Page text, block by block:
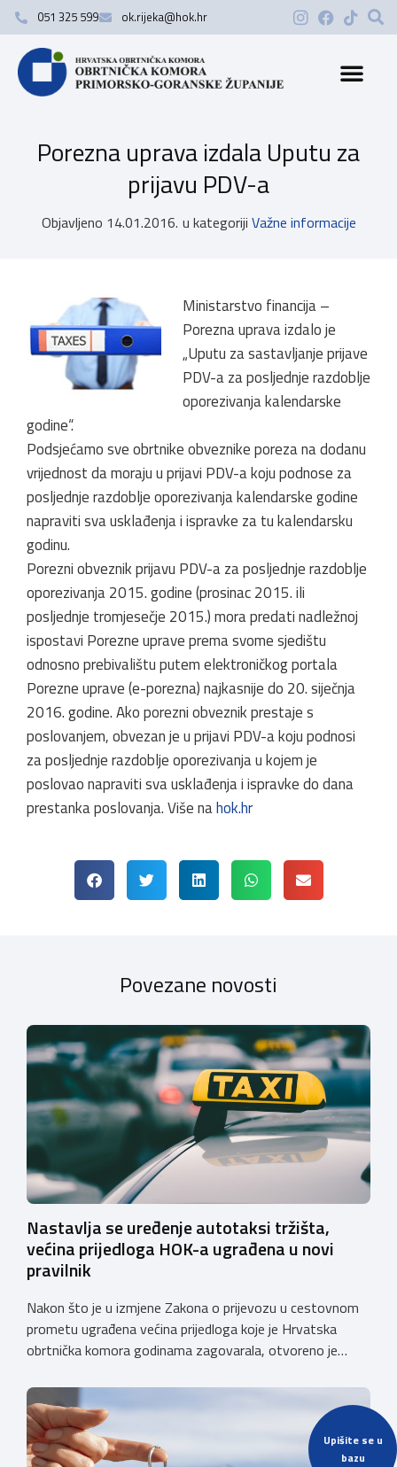
Upišite se u
bazu
051 325 599 ok.rijeka@hok.hr
Porezna uprava izdala Uputu za
prijavu PDV-a
Objavljeno 14.01.2016. u kategoriji Važne informacije
Ministarstvo financija –
Porezna uprava izdalo je
„Uputu za sastavljanje prijave
PDV-a za posljednje razdoblje
oporezivanja kalendarske
godine“.
Podsjećamo sve obrtnike obveznike poreza na dodanu
vrijednost da moraju u prijavi PDV-a koju podnose za
posljednje razdoblje oporezivanja kalendarske godine
napraviti sva usklađenja i ispravke za tu kalendarsku
godinu.
Porezni obveznik prijavu PDV-a za posljednje razdoblje
oporezivanja 2015. godine (prosinac 2015. ili
posljednje tromjesečje 2015.) mora predati nadležnoj
ispostavi Porezne uprave prema svome sjedištu
odnosno prebivalištu putem elektroničkog portala
Porezne uprave (e-porezna) najkasnije do 20. siječnja
2016. godine. Ako porezni obveznik prestaje s
poslovanjem, obvezan je u prijavi PDV-a koju podnosi
za posljednje razdoblje oporezivanja u kojem je
poslovao napraviti sva usklađenja i ispravke do dana
prestanka poslovanja. Više nahok.hr
Povezane novosti
Nastavlja se uređenje autotaksi tržišta,
većina prijedloga HOK-a ugrađena u novi
pravilnik
Nakon što je u izmjene Zakona o prijevozu u cestovnom
prometu ugrađena većina prijedloga koje je Hrvatska
obrtnička komora godinama zagovarala, otvoreno je
dopunama Pravilnika o posebnim uvjetima za vozila
kojima se obavlja javni cestovni prijevoz i prijevoz za
vlastite potrebe. Komora će se i u ovom […]